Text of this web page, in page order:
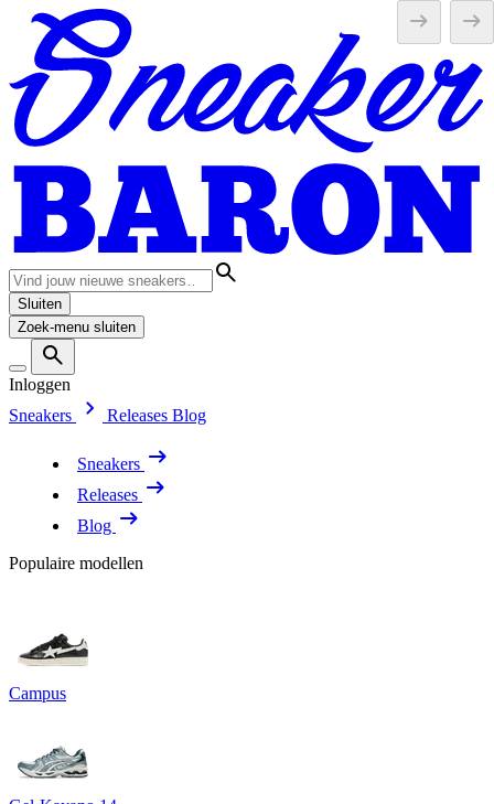
Sluiten
Zoek-menu sluiten
Inloggen
Sneakers
Releases Blog
Sneakers
Releases
Blog
Populaire modellen
Campus